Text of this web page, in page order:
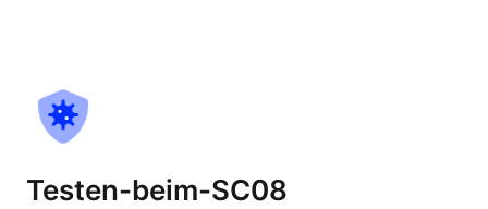
Testen-beim-SC08